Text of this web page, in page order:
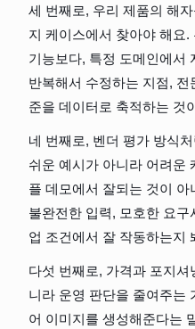
세 번째로, 우리 제품의 해
지 케이스에서 찾아야 해요
기능보다, 특정 도메인에서
반복해서 수정하는 지점,
준을 데이터로 축적하는 것
네 번째로, 벤더 평가 방식
쉬운 예시가 아니라 어려운
플 데모에서 잘되는 것이
불완전한 입력, 모호한 요
업 조건에서 잘 작동하는지
다섯 번째로, 가격과 포지
니라 운영 판단을 줄여주는
어 이미지를 생성해준다는